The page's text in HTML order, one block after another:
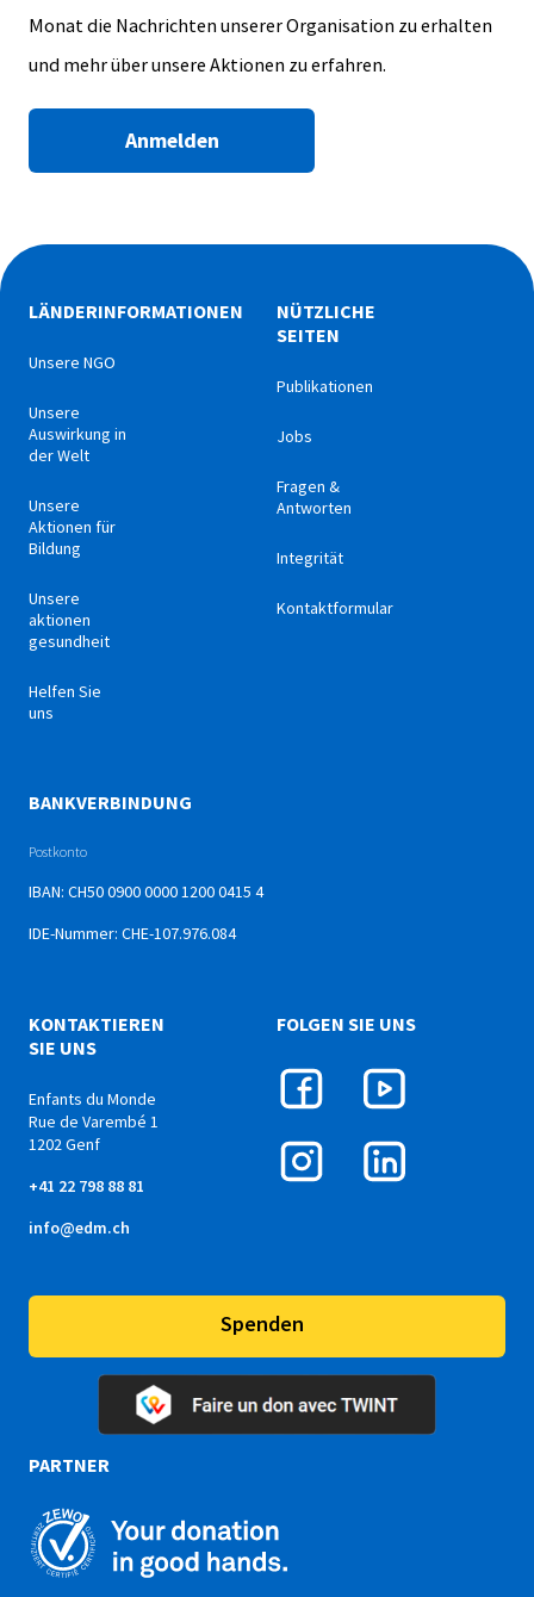
Monat die Nachrichten unserer Organisation zu erhalten
und mehr über unsere Aktionen zu erfahren.
Anmelden
LÄNDERINFORMATIONEN
Unsere NGO
Unsere
Auswirkung in
der Welt
Unsere
Aktionen für
Bildung
Unsere
aktionen
gesundheit
Helfen Sie
uns
NÜTZLICHE
SEITEN
Publikationen
Jobs
Fragen &
Antworten
Integrität
Kontaktformular
KONTAKTIEREN
SIE UNS
Enfants du Monde
Rue de Varembé 1
1202 Genf
+41 22 798 88 81
info@edm.ch
BANKVERBINDUNG
Postkonto
IBAN: CH50 0900 0000 1200 0415 4
IDE-Nummer: CHE-107.976.084
FOLGEN SIE UNS
Spenden
PARTNER